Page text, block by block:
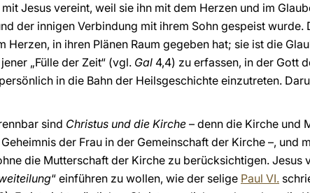
Jesus vereint, weil sie ihn mit dem Herzen und im
der innigen Verbindung mit ihrem Sohn gespeist
Herzen, in ihren Plänen Raum gegeben hat; sie ist die
„Fülle der Zeit“ (vgl. Gal 4,4) zu erfassen, in der Gott
in die Bahn der Heilsgeschichte einzutreten.
sind Christus und die Kirche – denn die Kirche und
der Frau in der Gemeinschaft der Kirche –, und
die Mutterschaft der Kirche zu berücksichtigen. Jesus
“ einführen zu wollen, wie der selige Paul VI.